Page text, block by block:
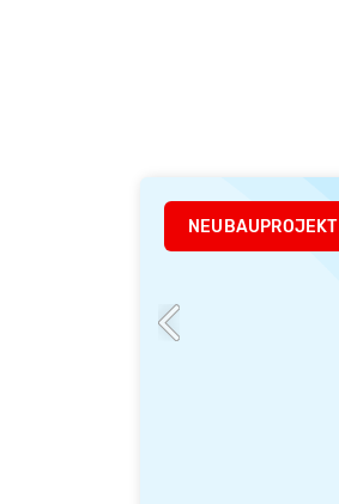
NEUBAUPROJEKT